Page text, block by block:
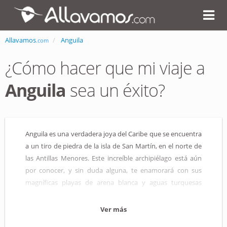
Allavamos.com Anguila
¿Cómo hacer que mi viaje a
Anguila sea un éxito?
Anguila es una verdadera joya del Caribe que se encuentra
a un tiro de piedra de la isla de San Martín, en el norte de
las Antillas Menores. Este increíble archipiélago está aún
por conocer, y sin duda alguna, te enamorará con sus
magníficas playas de arena blanca y aguas turquesas
inmerso/a en un ambiente exótico y tropical!
Ver más